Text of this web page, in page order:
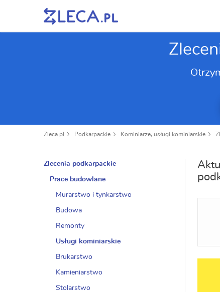
Zleca.pl Podkarpackie Kominiarze, usługi kominiarskie
Zlecenia podkarpackie
Prace budowlane
Murarstwo i tynkarstwo
Budowa
Remonty
Usługi kominiarskie
Brukarstwo
Kamieniarstwo
Stolarstwo